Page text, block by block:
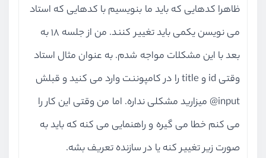
ظاهرا کدهایی که باید ما بنویسیم با کدهایی که استاد
می نویسن یکمی باید تغییر کنند. من از جلسه 18 به
بعد با این مشکلات مواجه شدم. به عنوان مثال استاد
وقتی id و title را در کامپوننت وارد می کنید و قبلش
input@ میزارید مشکلی نداره. اما من وقتی این کار را
می کنم خطا می گیره و راهنمایی می کنه که باید به
صورت زیر تغییر کنه یا در سازنده تعریف بشه.